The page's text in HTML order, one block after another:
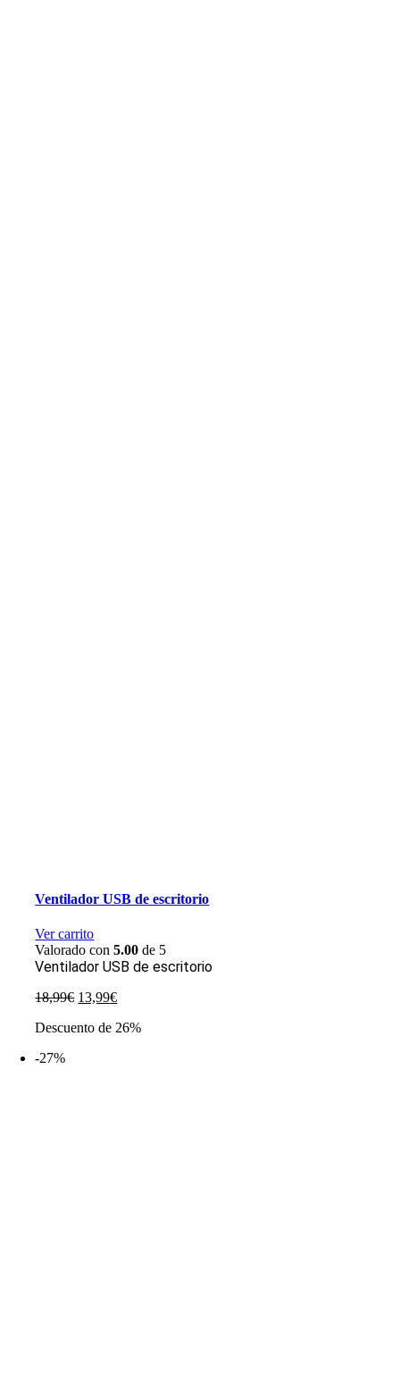
Ventilador USB de escritorio
Ver carrito
Valorado con5.00 de 5
Ventilador USB de escritorio
18,99€ El
original
13,99€El
actual
Descuento de 26%
-27%